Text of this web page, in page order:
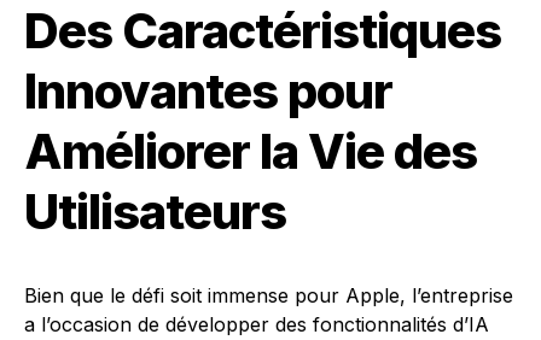
Des Caractéristiques
Innovantes pour
Améliorer la Vie des
Utilisateurs
Bien que le défi soit immense pour Apple, l’entreprise
a l’occasion de développer des fonctionnalités d’IA